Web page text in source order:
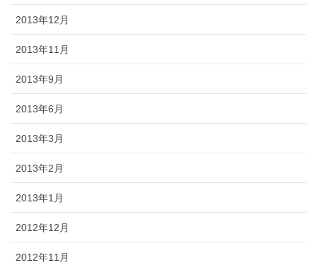
2013年12月
2013年11月
2013年9月
2013年6月
2013年3月
2013年2月
2013年1月
2012年12月
2012年11月